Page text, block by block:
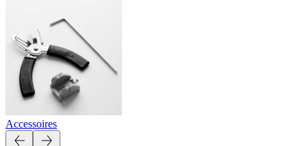
Accessoires